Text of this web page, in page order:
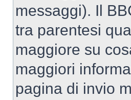
messaggi). Il
tra parentesi
maggiore su
maggiori
pagina di invio